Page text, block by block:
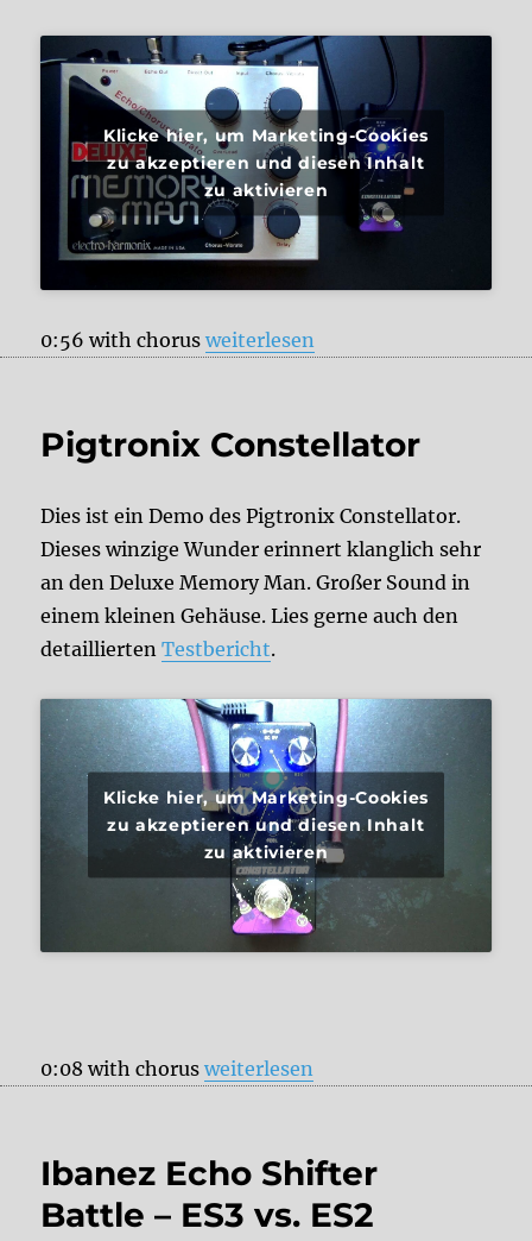
Klicke hier, um Marketing-Cookies
zu akzeptieren und diesen Inhalt
zu aktivieren
0:56 with chorus„Pigtronix Constellator vs.
weiterlesen
Pigtronix Constellator
Dies ist ein Demo des Pigtronix Constellator.
Dieses winzige Wunder erinnert klanglich sehr
an den Deluxe Memory Man. Großer Sound in
einem kleinen Gehäuse. Lies gerne auch den
detailliertenTestbericht.
Klicke hier, um Marketing-Cookies
zu akzeptieren und diesen Inhalt
zu aktivieren
0:08 with chorus„Pigtronix Constellator“
weiterlesen
Ibanez Echo Shifter
Battle – ES3 vs. ES2